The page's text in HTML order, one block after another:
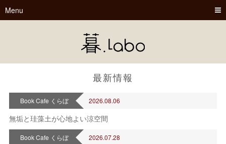
Menu
最新情報
暮.Labo
Book Cafe くらぼ 2026.08.06
無垢と珪藻土が心地よい涼空間
Book Cafe くらぼ 2026.07.28